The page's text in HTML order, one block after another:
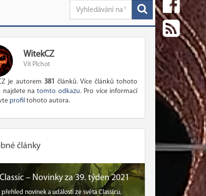
WitekCZ
Vít Plchot
je autorem 381 článků. Více článků tohoto
najdete natomto odkazu. Pro více informací
profil tohoto autora.
články
– Novinky za 39. týden 2021
novinek a událostí ze světa Classicu.